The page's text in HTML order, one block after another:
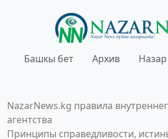
Башкы бет Архив Назар
NazarNews.kg правила
агентства
Принципы справедливости,